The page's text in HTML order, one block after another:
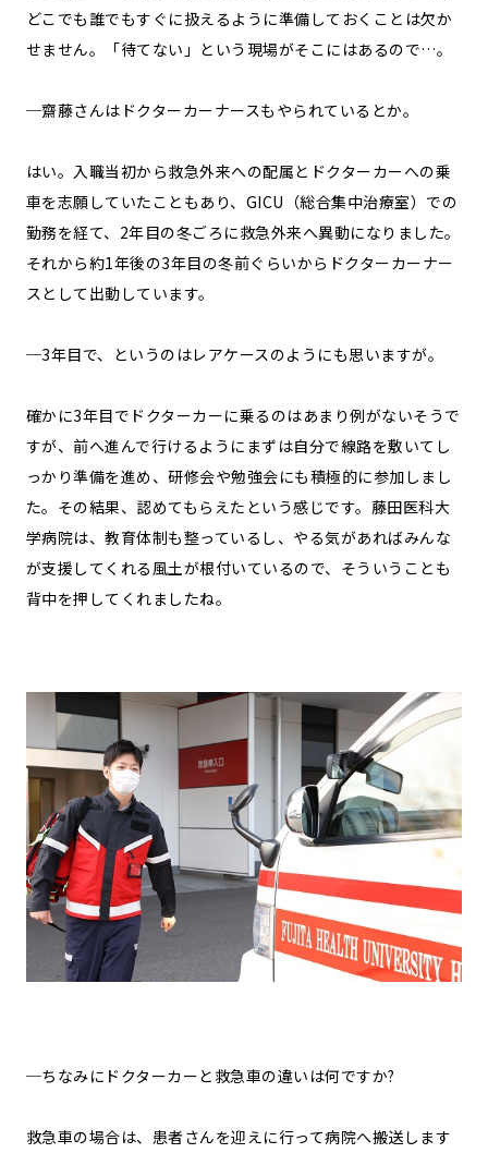
どこでも誰でもすぐに扱えるように準備しておくことは欠か
せません。「待てない」という現場がそこにはあるので…。
─齋藤さんはドクターカーナースもやられているとか。
はい。入職当初から救急外来への配属とドクターカーへの乗
車を志願していたこともあり、GICU（総合集中治療室）での
勤務を経て、2年目の冬ごろに救急外来へ異動になりました。
それから約1年後の3年目の冬前ぐらいからドクターカーナー
スとして出動しています。
─3年目で、というのはレアケースのようにも思いますが。
確かに3年目でドクターカーに乗るのはあまり例がないそうで
すが、前へ進んで行けるようにまずは自分で線路を敷いてし
っかり準備を進め、研修会や勉強会にも積極的に参加しまし
た。その結果、認めてもらえたという感じです。藤田医科大
学病院は、教育体制も整っているし、やる気があればみんな
が支援してくれる風土が根付いているので、そういうことも
背中を押してくれましたね。
─ちなみにドクターカーと救急車の違いは何ですか?
救急車の場合は、患者さんを迎えに行って病院へ搬送します